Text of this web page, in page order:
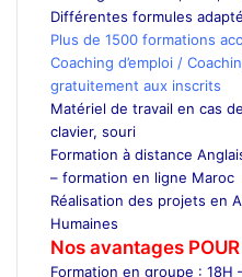
Différentes formules
Plus de 1500 formations
Coaching d’emploi /
gratuitement aux inscrits
Matériel de travail en cas
clavier, souri
Formation à distance
– formation en ligne Maroc
Réalisation des projets en
Humaines
Nos avantages POUR
Formation en groupe : 18H